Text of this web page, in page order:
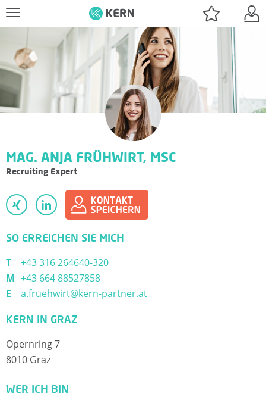
B
U
H
E
N
F
Ü
R
MAG. ANJA FRÜHWIRT, MSC
Recruiting Expert
SO ERREICHEN SIE MICH
T
+43 316 264640-320
M +43 664 88527858
E
a.fruehwirt@kern-partner.at
KERN IN GRAZ
Opernring 7
8010 Graz
WER ICH BIN